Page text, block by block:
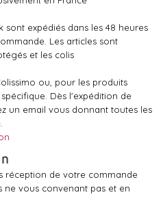
sont expédiés dans les 48 heures
Les articles sont
et les colis
ou, pour les produits
Dès l'expédition de
un email vous donnant toutes les
réception de votre commande
vous convenant pas et en